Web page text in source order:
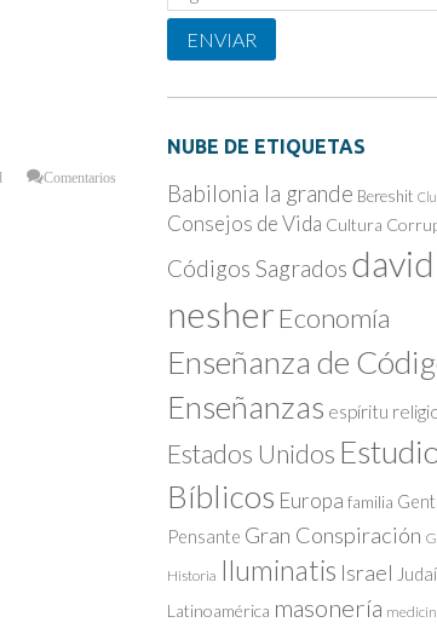
Comentarios
Subscription
ENVIAR
NUBE DE ETIQUETAS
Babilonia la grande Bereshit
Consejos de Vida Cultura
Códigos Sagrados david
nesher Economía
Enseñanza de
Enseñanzas espíritu
Estados Unidos
Bíblicos Europa familia
Pensante Gran Conspiración
Historia Iluminatis Israel
Latinoamérica masonería